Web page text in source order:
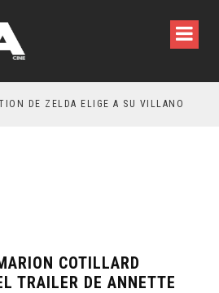
DE ZELDA ELIGE A SU VILLANO
COTILLARD
TRAILER DE ANNETTE